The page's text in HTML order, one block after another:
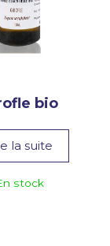
bio
la suite
stock